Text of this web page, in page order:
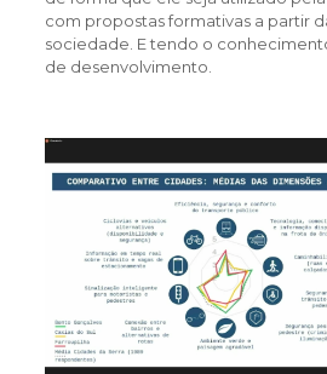
com propostas formativas a partir
sociedade. E tendo o
de desenvolvimento.